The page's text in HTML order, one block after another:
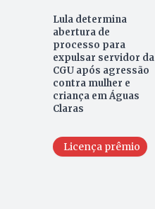
Lula determina
abertura de
processo para
expulsar servidor da
CGU após agressão
contra mulher e
criança em Águas
Claras
Licença prêmio